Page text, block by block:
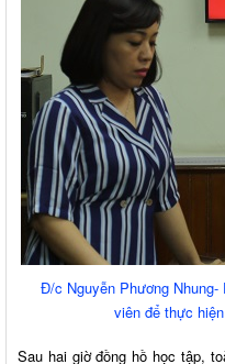
Đ/c Nguyễn Phương
viên để thực
Sau hai giờ đồng hồ học tập,